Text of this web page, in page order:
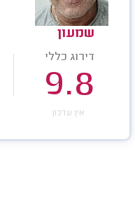
שמעון
דירוג כללי
9.8
אין עדכון